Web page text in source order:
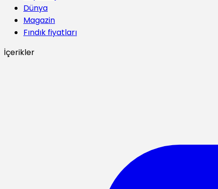
Dünya
Magazin
Fındık fiyatları
İçerikler